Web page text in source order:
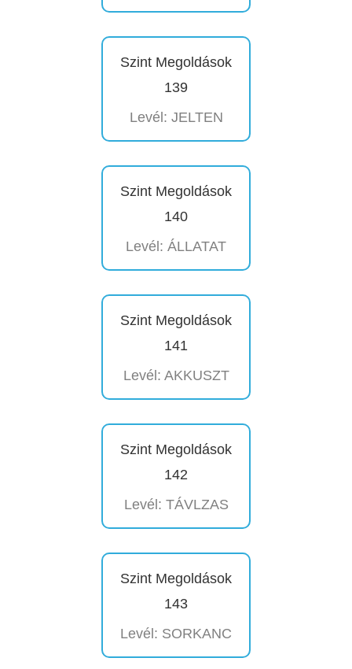
Szint Megoldások
139
Levél: JELTEN
Szint Megoldások
140
Levél: ÁLLATAT
Szint Megoldások
141
Levél: AKKUSZT
Szint Megoldások
142
Levél: TÁVLZAS
Szint Megoldások
143
Levél: SORKANC